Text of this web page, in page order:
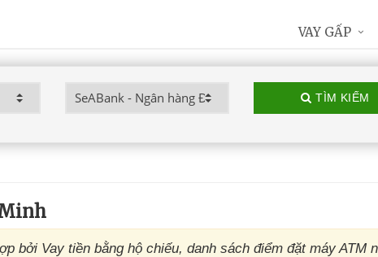
TÌM KIẾM
bởi Vay tiền bằng hộ chiếu, danh sách điểm đặt máy ATM
VAY GẤP